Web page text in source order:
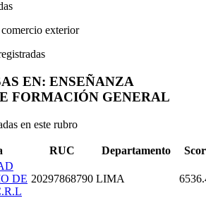
exterior
EN: ENSEÑANZA
FORMACIÓN GENERAL
en este rubro
RUC Departamento
DE 20297868790 LIMA